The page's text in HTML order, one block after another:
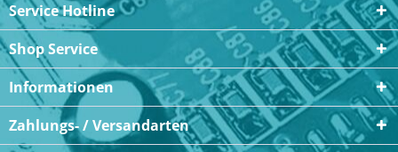
Service Hotline
Shop Service
Informationen
Zahlungs- / Versandarten